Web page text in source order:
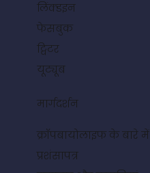
लिंक्डइन
फेसबुक
ट्विटर
यूट्यूब
मार्गदर्शन
क्रॉपबायोलाइफ के बारे में
प्रशंसापत्र